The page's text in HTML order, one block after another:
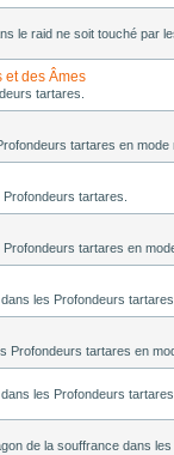
le raid ne soit touché par
et des Âmes
tartares.
tartares en mode
tartares.
tartares en
les Profondeurs
Profondeurs tartares en
les Profondeurs
de la souffrance dans